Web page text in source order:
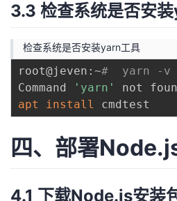
3.3 检查系统是否安
检查系统是否安装yarn工具
root@jeven:~#  yarn -v
Command
'yarn'
apt
install
四、部署
4.1 下载Node.js安装